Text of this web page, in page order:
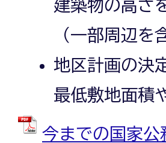
建築物の高さ
（一部周辺を
地区計画の決
最低敷地面積
今までの国家